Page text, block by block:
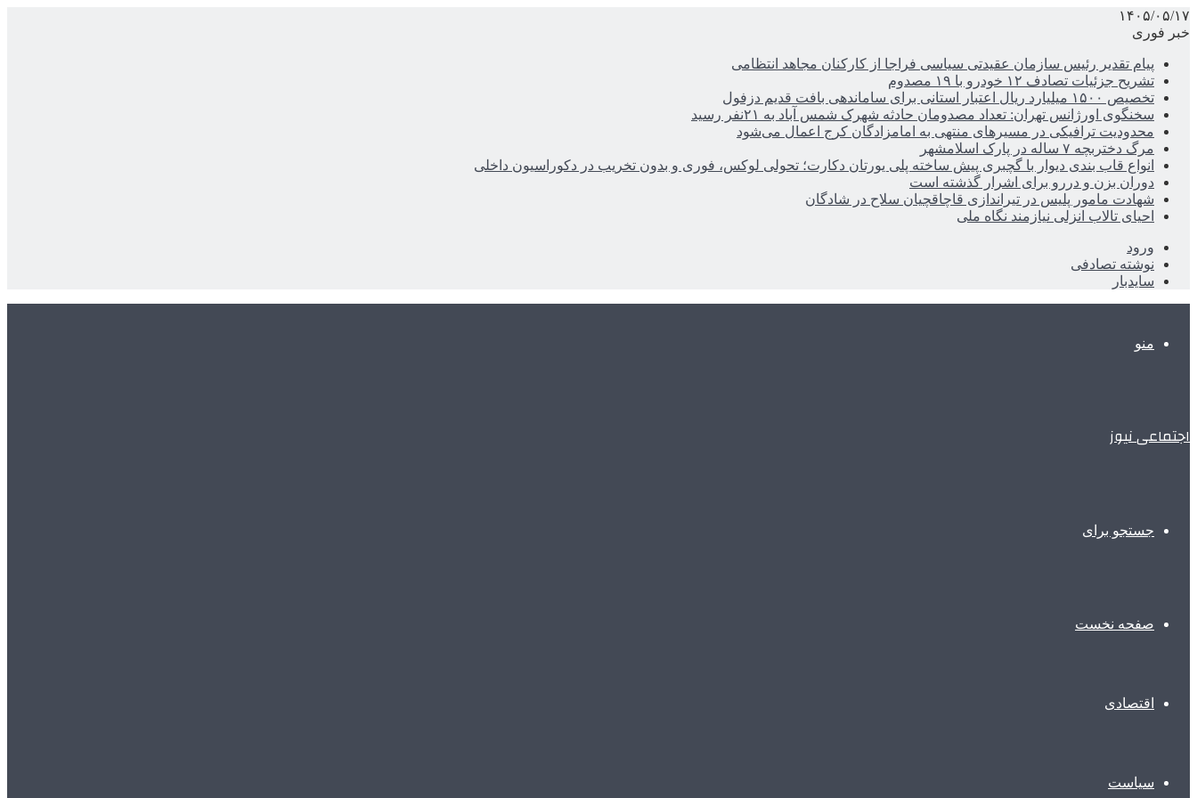
۱۴۰۵/۰۵/۱۷
خبر فوری
پیام تقدیر رئیس سازمان عقیدتی سیاسی فراجا از کارکنان مجاهد انتظامی
تشریح جزئیات تصادف ۱۲ خودرو با ۱۹ مصدوم
تخصیص ۱۵۰۰ میلیارد ریال اعتبار استانی برای ساماندهی بافت قدیم دزفول
سخنگوی اورژانس تهران: تعداد مصدومان حادثه شهرک شمس آباد به ۲۱نفر رسید
محدودیت ترافیکی در مسیرهای منتهی به امامزادگان کرج اعمال می‌شود
مرگ دختربچه ۷ ساله در پارک اسلامشهر
انواع قاب بندی دیوار با گچبری پیش ساخته پلی یورتان دکارت؛ تحولی لوکس، فوری و بدون تخریب در دکوراسیون داخلی
دوران بزن و دررو برای اشرار گذشته است
شهادت مامور پلیس در تیراندازی قاچاقچیان سلاح در شادگان
احیای تالاب انزلی نیازمند نگاه ملی
ورود
نوشته تصادفی
سایدبار
منو
اجتماعی نیوز
جستجو برای
صفحه نخست
اقتصادی
سیاست